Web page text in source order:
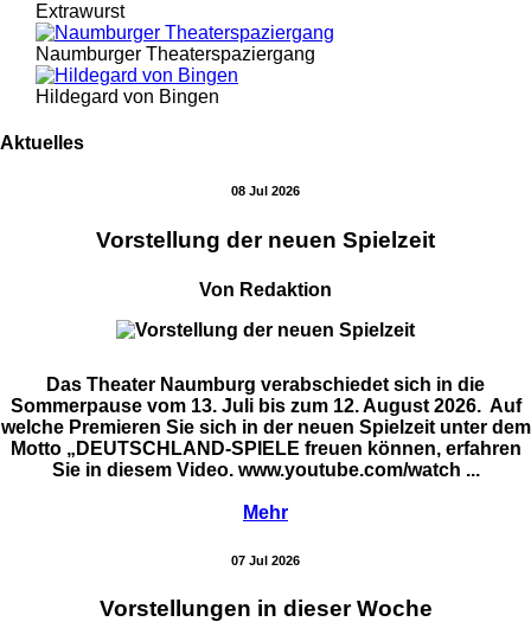
Extrawurst
Naumburger Theaterspaziergang
Hildegard von Bingen
Aktuelles
08 Jul 2026
Vorstellung der neuen Spielzeit
Von Redaktion
Das Theater Naumburg verabschiedet sich in die
Sommerpause vom 13. Juli bis zum 12. August 2026. Auf
welche Premieren Sie sich in der neuen Spielzeit unter dem
Motto „DEUTSCHLAND-SPIELE freuen können, erfahren
Sie in diesem Video. www.youtube.com/watch ...
Mehr
07 Jul 2026
Vorstellungen in dieser Woche